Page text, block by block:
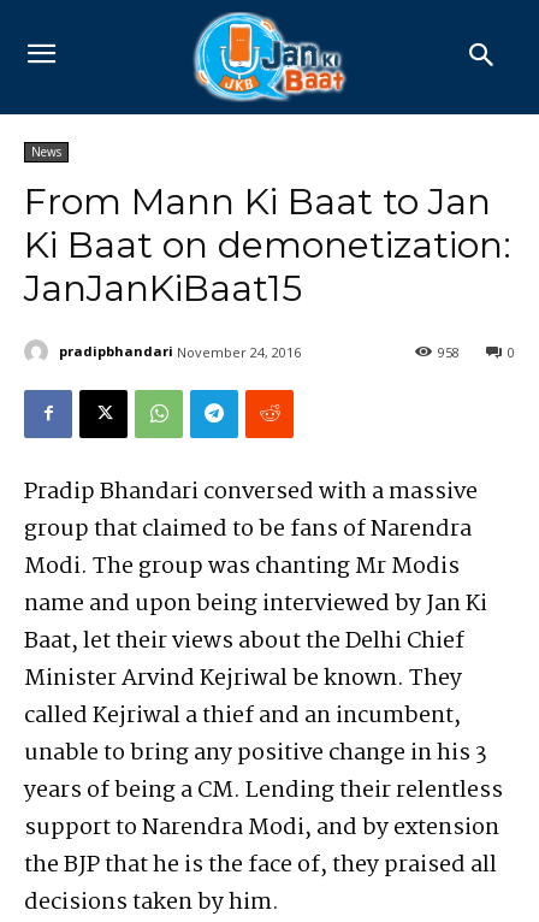
News
From Mann Ki Baat to Jan
Ki Baat on demonetization:
JanJanKiBaat15
pradipbhandari November 24, 2016 0
958
Pradip Bhandari conversed with a massive
group that claimed to be fans of Narendra
Modi. The group was chanting Mr Modis
name and upon being interviewed by Jan Ki
Baat, let their views about the Delhi Chief
Minister Arvind Kejriwal be known. They
called Kejriwal a thief and an incumbent,
unable to bring any positive change in his 3
years of being a CM. Lending their relentless
support to Narendra Modi, and by extension
the BJP that he is the face of, they praised all
decisions taken by him.